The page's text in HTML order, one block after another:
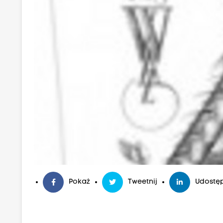
Pokaż Tweetnij